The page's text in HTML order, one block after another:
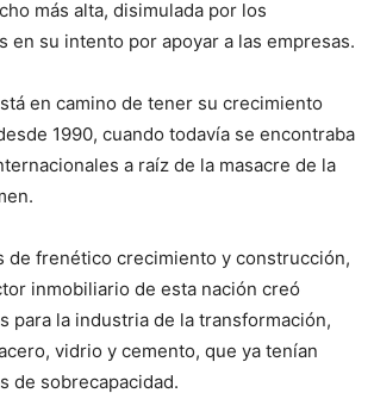
más alta, disimulada por los
en su intento por apoyar a las empresas.
en camino de tener su crecimiento
1990, cuando todavía se encontraba
a raíz de la masacre de la
de frenético crecimiento y construcción,
inmobiliario de esta nación creó
para la industria de la transformación,
vidrio y cemento, que ya tenían
de sobrecapacidad.